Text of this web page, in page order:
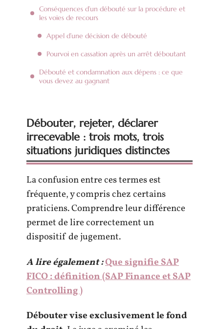
Conséquences d’un débouté sur la procédure et
les voies de recours
Appel d’une décision de débouté
Pourvoi en cassation après un arrêt déboutant
Débouté et condamnation aux dépens : ce que
vous devez au gagnant
Débouter, rejeter, déclarer
irrecevable : trois mots, trois
situations juridiques distinctes
La confusion entre ces termes est
fréquente, y compris chez certains
praticiens. Comprendre leur différence
permet de lire correctement un
dispositif de jugement.
A lire également :Que signifie SAP
FICO : définition (SAP Finance et SAP
Controlling )
Débouter vise exclusivement le fond